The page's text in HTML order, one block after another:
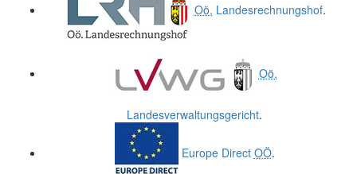
Oö. Landesrechnungshof.
Oö.
Landesverwaltungsgericht.
Europe Direct OÖ.